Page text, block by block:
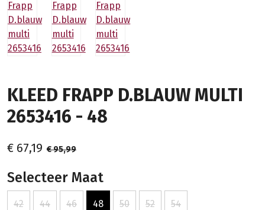
KLEED FRAPP D.BLAUW MULTI
2653416 - 48
€ 67,19 € 95,99
Selecteer Maat
42 44 46 48 50 52 54